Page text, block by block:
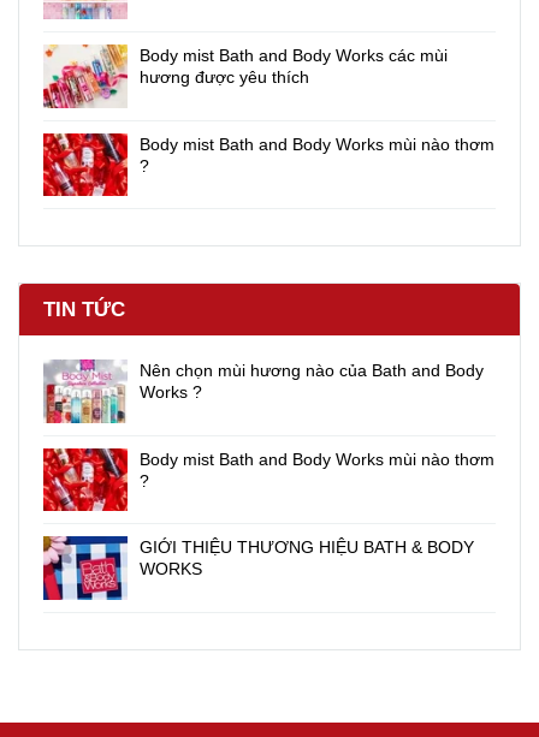
Body mist Bath and Body Works các mùi
hương được yêu thích
Body mist Bath and Body Works mùi nào thơm
?
TIN TỨC
Nên chọn mùi hương nào của Bath and Body
Works ?
Body mist Bath and Body Works mùi nào thơm
?
GIỚI THIỆU THƯƠNG HIỆU BATH & BODY
WORKS